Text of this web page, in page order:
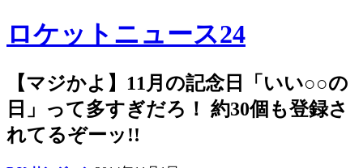
ロケットニュース24
【マジかよ】11月の記念日「いい○○の
日」って多すぎだろ！ 約30個も登録さ
れてるぞーッ!!